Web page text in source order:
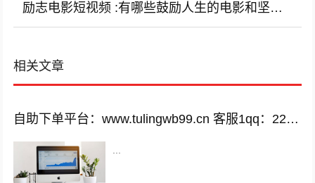
励志电影短视频 :有哪些鼓励人生的电影和坚持不懈的电影？
相关文章
自助下单平台：www.tulingwb99.cn 客服1qq：2221028208 客服2qq：2221028208